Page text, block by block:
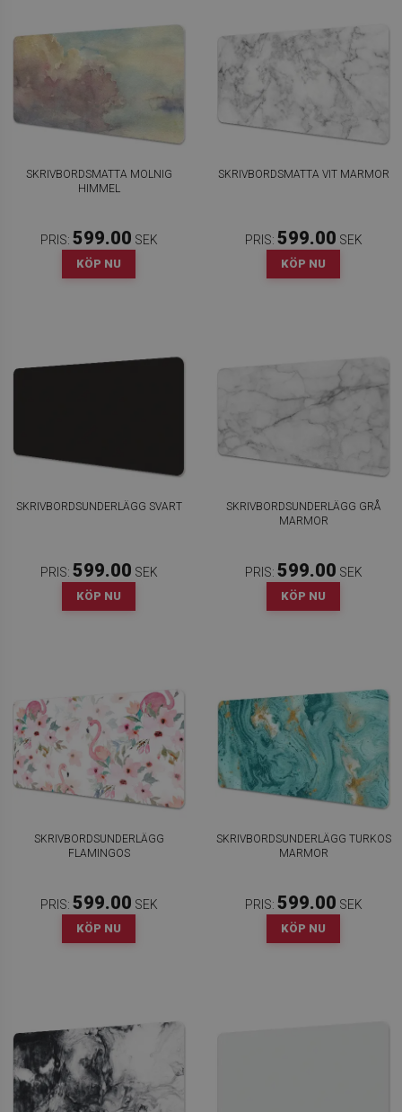
SKRIVBORDSMATTA MOLNIG
HIMMEL
PRIS: 599.00 SEK
KÖP NU
SKRIVBORDSMATTA VIT MARMOR
PRIS: 599.00 SEK
KÖP NU
SKRIVBORDSUNDERLÄGG SVART
PRIS: 599.00 SEK
KÖP NU
SKRIVBORDSUNDERLÄGG GRÅ
MARMOR
PRIS: 599.00 SEK
KÖP NU
SKRIVBORDSUNDERLÄGG
FLAMINGOS
PRIS: 599.00 SEK
KÖP NU
SKRIVBORDSUNDERLÄGG TURKOS
MARMOR
PRIS: 599.00 SEK
KÖP NU